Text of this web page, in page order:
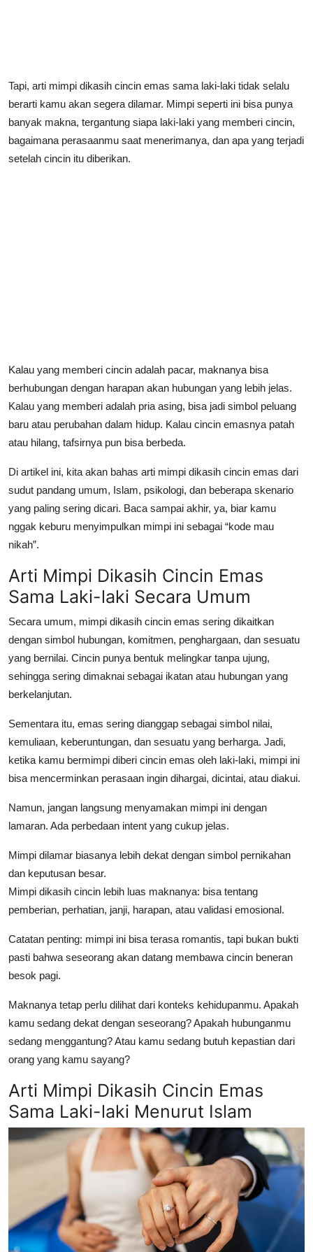
Tapi, arti mimpi dikasih cincin emas sama laki-laki tidak selalu
berarti kamu akan segera dilamar. Mimpi seperti ini bisa punya
banyak makna, tergantung siapa laki-laki yang memberi cincin,
bagaimana perasaanmu saat menerimanya, dan apa yang terjadi
setelah cincin itu diberikan.
Kalau yang memberi cincin adalah pacar, maknanya bisa
berhubungan dengan harapan akan hubungan yang lebih jelas.
Kalau yang memberi adalah pria asing, bisa jadi simbol peluang
baru atau perubahan dalam hidup. Kalau cincin emasnya patah
atau hilang, tafsirnya pun bisa berbeda.
Di artikel ini, kita akan bahas arti mimpi dikasih cincin emas dari
sudut pandang umum, Islam, psikologi, dan beberapa skenario
yang paling sering dicari. Baca sampai akhir, ya, biar kamu
nggak keburu menyimpulkan mimpi ini sebagai “kode mau
nikah”.
Arti Mimpi Dikasih Cincin Emas
Sama Laki-laki Secara Umum
Secara umum, mimpi dikasih cincin emas sering dikaitkan
dengan simbol hubungan, komitmen, penghargaan, dan sesuatu
yang bernilai. Cincin punya bentuk melingkar tanpa ujung,
sehingga sering dimaknai sebagai ikatan atau hubungan yang
berkelanjutan.
Sementara itu, emas sering dianggap sebagai simbol nilai,
kemuliaan, keberuntungan, dan sesuatu yang berharga. Jadi,
ketika kamu bermimpi diberi cincin emas oleh laki-laki, mimpi ini
bisa mencerminkan perasaan ingin dihargai, dicintai, atau diakui.
Namun, jangan langsung menyamakan mimpi ini dengan
lamaran. Ada perbedaan intent yang cukup jelas.
Mimpi dilamar biasanya lebih dekat dengan simbol pernikahan
dan keputusan besar.
Mimpi dikasih cincin lebih luas maknanya: bisa tentang
pemberian, perhatian, janji, harapan, atau validasi emosional.
Catatan penting: mimpi ini bisa terasa romantis, tapi bukan bukti
pasti bahwa seseorang akan datang membawa cincin beneran
besok pagi.
Maknanya tetap perlu dilihat dari konteks kehidupanmu. Apakah
kamu sedang dekat dengan seseorang? Apakah hubunganmu
sedang menggantung? Atau kamu sedang butuh kepastian dari
orang yang kamu sayang?
Arti Mimpi Dikasih Cincin Emas
Sama Laki-laki Menurut Islam